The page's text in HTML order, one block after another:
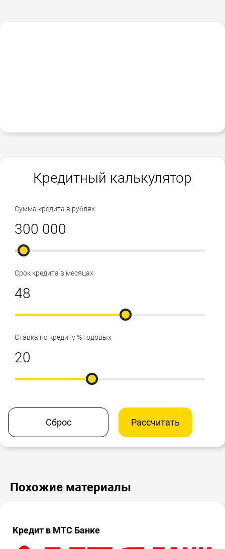
Кредитный калькулятор
Сумма кредита в рублях
Срок кредита в месяцах
Ставка по кредиту % годовых
Сброс Рассчитать
Похожие материалы
Кредит в МТС Банке